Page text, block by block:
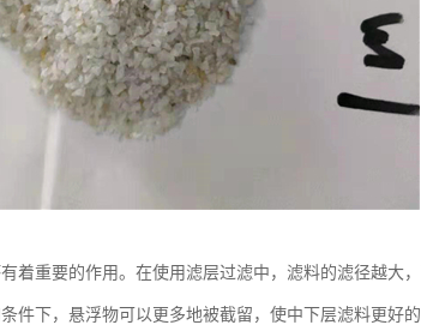
着重要的作用。在使用滤层过滤中，滤料的滤径越大
件下，悬浮物可以更多地被截留，使中下层滤料更好